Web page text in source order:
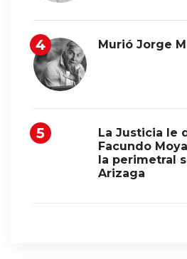
Murió Jorge
La Justicia le
Facundo
la perimetral
Arizaga